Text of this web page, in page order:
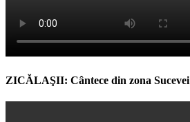
ZICĂLAŞII: Cântece din zona Sucevei